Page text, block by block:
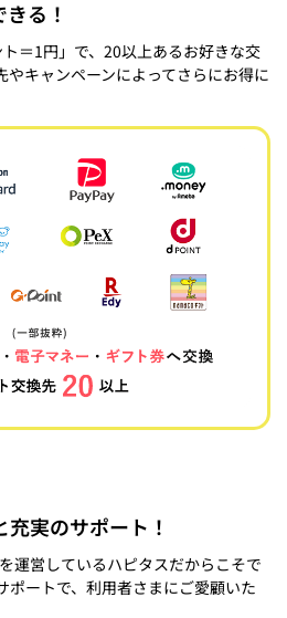
る！
＝1円」で、20以上あるお好きな交
キャンペーンによってさらにお得に
実のサポート！
運営しているハピタスだからこそで
ポートで、利用者さまにご愛顧いた